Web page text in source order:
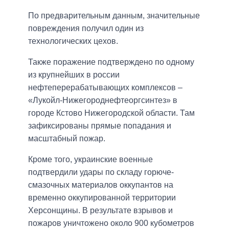
По предварительным данным, значительные
повреждения получил один из
технологических цехов.
Также поражение подтверждено по одному
из крупнейших в россии
нефтеперерабатывающих комплексов –
«Лукойл-Нижегороднефтеоргсинтез» в
городе Кстово Нижегородской области. Там
зафиксированы прямые попадания и
масштабный пожар.
Кроме того, украинские военные
подтвердили удары по складу горюче-
смазочных материалов оккупантов на
временно оккупированной территории
Херсонщины. В результате взрывов и
пожаров уничтожено около 900 кубометров